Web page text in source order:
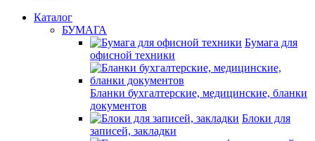
Каталог
БУМАГА
Бумага для
офисной техники
Бланки бухгалтерские, медицинские, бланки
документов
Блоки для
записей, закладки